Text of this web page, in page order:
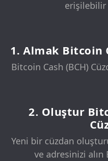
erişilebilir
1. Almak Bitcoin
Bitcoin Cash (BCH)
2. Oluştur
Yeni bir cüzdan
ve adresinizi alın